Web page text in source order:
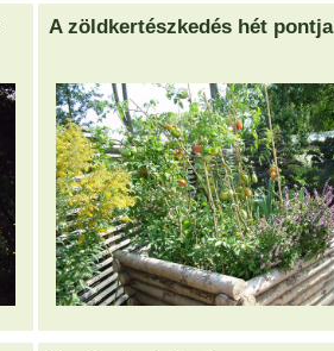
A zöldkertészkedés hét pontja